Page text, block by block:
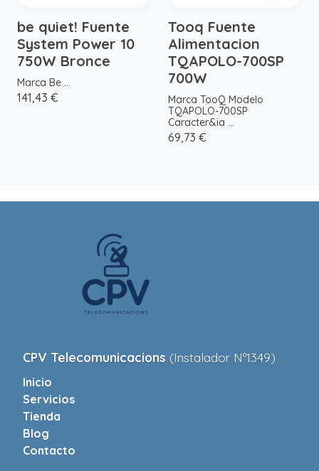
be quiet! Fuente
System Power 10
750W Bronce
Marca Be ...
141,43 €
Tooq Fuente
Alimentacion
TQAPOLO-700SP
700W
Marca TooQ Modelo
TQAPOLO-700SP
Caracter&ia ...
69,73 €
CPV Telecomunicacions (Instalador Nº1349)
Inicio
Servicios
Tienda
Blog
Contacto